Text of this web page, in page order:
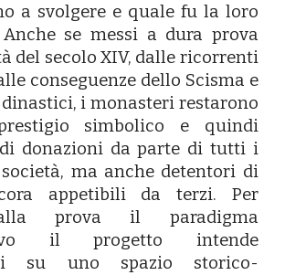
a svolgere e quale fu la loro
Anche se messi a dura prova
del secolo XIV, dalle ricorrenti
conseguenze dello Scisma e
i monasteri restarono
simbolico e quindi
donazioni da parte di tutti i
ma anche detentori di
appetibili da terzi. Per
prova il paradigma
il progetto intende
su uno spazio storico-